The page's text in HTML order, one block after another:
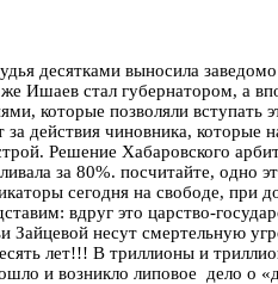
десятками выносила
Ишаев стал губернатором, а
которые позволяли вступать
за действия чиновника,
Решение Хабаровского
за 80%. посчитайте,
сегодня на свободе, при
вдруг это царство-
Зайцевой несут
лет!!! В триллионы и
и возникло липовое дело о